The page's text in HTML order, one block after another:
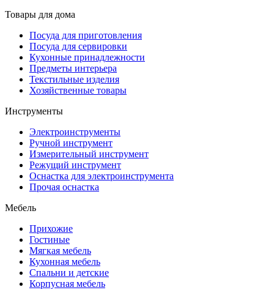
Товары для дома
Посуда для приготовления
Посуда для сервировки
Кухонные принадлежности
Предметы интерьера
Текстильные изделия
Хозяйственные товары
Инструменты
Электроинструменты
Ручной инструмент
Измерительный инструмент
Режущий инструмент
Оснастка для электроинструмента
Прочая оснастка
Мебель
Прихожие
Гостиные
Мягкая мебель
Кухонная мебель
Спальни и детские
Корпусная мебель